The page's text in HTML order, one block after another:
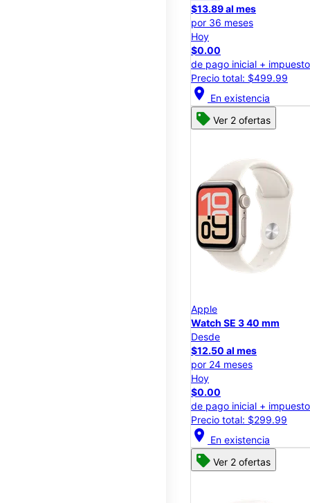
$13.89 al mes
por 36 meses
Hoy
$0.00
de pago inicial +
Precio total: $499.99
location_on En existencia
Ver 2 ofertas
Apple
Watch SE 3 40 mm
Desde
$12.50 al mes
por 24 meses
Hoy
$0.00
de pago inicial +
Precio total: $299.99
location_on En existencia
Ver 2 ofertas